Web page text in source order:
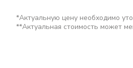
*Актуальную цену необходимо
**Актуальная стоимость может